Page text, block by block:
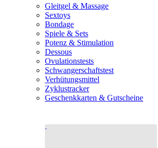
Gleitgel & Massage
Sextoys
Bondage
Spiele & Sets
Potenz & Stimulation
Dessous
Ovulationstests
Schwangerschaftstest
Verhütungsmittel
Zyklustracker
Geschenkkarten & Gutscheine